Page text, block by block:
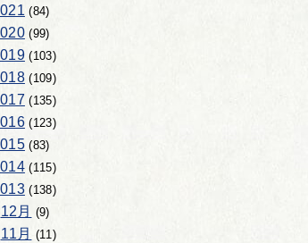
(84)
(99)
(103)
(109)
(135)
(123)
(83)
(115)
(138)
12月 (9)
11月 (11)